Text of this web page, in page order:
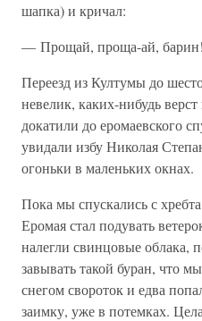
шапка) и кричал:
— Прощай, проща-ай, барин!
Переезд из Култумы до
невелик, каких-нибудь
докатили до еромаевского
увидали избу Николая
огоньки в маленьких окнах.
Пока мы спускались с
Еромая стал подувать
налегли свинцовые облака,
завывать такой буран, что
снегом свороток и едва
заимку, уже в потемках.